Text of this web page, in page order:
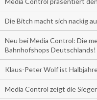
Die Bitch macht sich nackig
Neu bei Media Control: Die
Bahnhofshops Deutschlands!
Klaus-Peter Wolf ist
Media Control zeigt die